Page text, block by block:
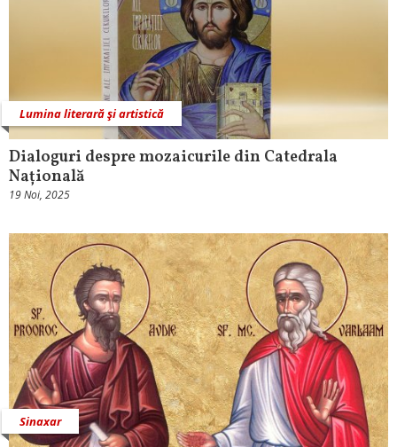
Lumina literară şi artistică
Dialoguri despre mozaicurile din Catedrala
Națională
19 Noi, 2025
Sinaxar